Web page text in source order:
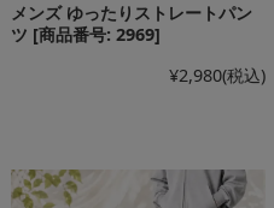
メンズ ゆったりストレートパン
ツ [商品番号: 2969]
¥2,980(税込)